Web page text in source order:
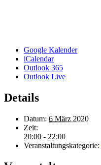
Google Kalender
iCalendar
Outlook 365
Outlook Live
Details
Datum: 6 März 2020
Zeit:
20:00 - 22:00
Veranstaltungskategorie: